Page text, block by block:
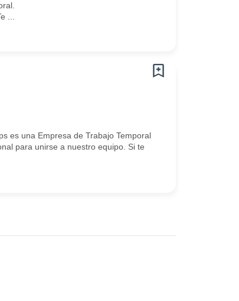
...
es una Empresa de Trabajo Temporal
para unirse a nuestro equipo. Si te